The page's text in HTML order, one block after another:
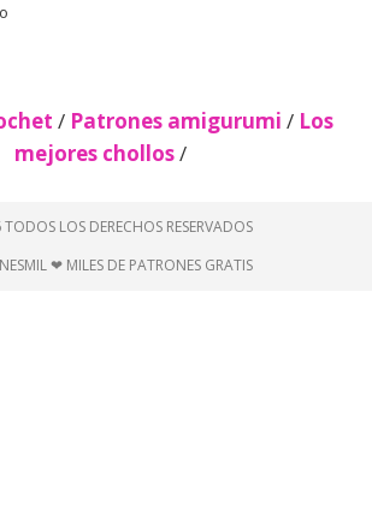
/ Patrones amigurumi / Los
mejores chollos/
LOS DERECHOS RESERVADOS
❤ MILES DE PATRONES GRATIS